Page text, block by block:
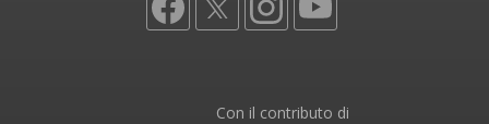
Con il contributo di